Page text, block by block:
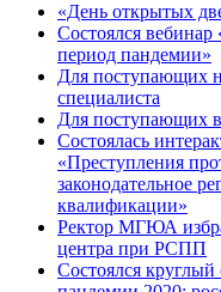
«День открытых
Состоялся
период пандемии»
Для поступающих
специалиста
Для поступающих
Состоялась
«Преступления
законодательное
квалификации»
Ректор МГЮА
центра при РСПП
Состоялся